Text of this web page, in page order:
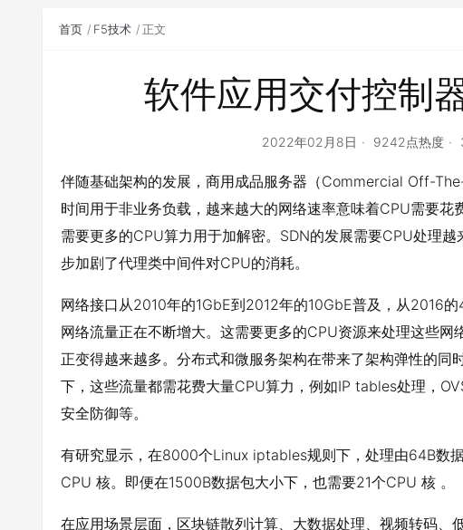
首页 F5技术 正文
软件应用交付控制
2022年02月8日 9242点热度
伴随基础架构的发展，商用成品服务器（Commercial Off-
时间用于非业务负载，越来越大的网络速率意味着CPU需要
需要更多的CPU算力用于加解密。SDN的发展需要CPU处理
步加剧了代理类中间件对CPU的消耗。
网络接口从2010年的1GbE到2012年的10GbE普及，从2016
网络流量正在不断增大。这需要更多的CPU资源来处理这些
正变得越来越多。分布式和微服务架构在带来了架构弹性的同
下，这些流量都需花费大量CPU算力，例如IP tables处理，
安全防御等。
有研究显示，在8000个Linux iptables规则下，处理由64B数
CPU 核。即便在1500B数据包大小下，也需要21个CPU 核 。
在应用场景层面，区块链散列计算、大数据处理、视频转码、